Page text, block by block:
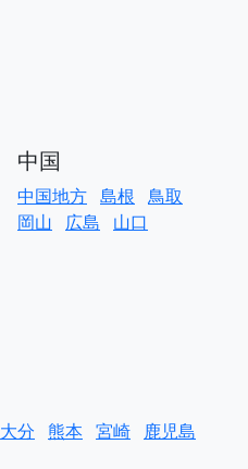
中国
中国地方 島根 鳥取
岡山
広島 山口
大分 熊本 宮崎
鹿児島